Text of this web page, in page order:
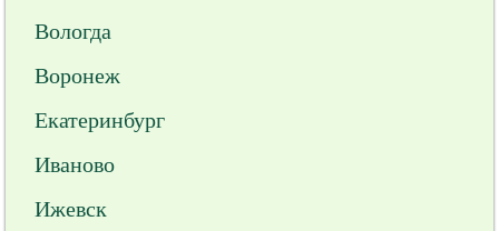
Вологда
Воронеж
Екатеринбург
Иваново
Ижевск